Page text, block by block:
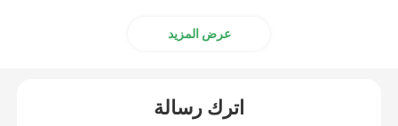
عرض المزيد
اترك رسالة